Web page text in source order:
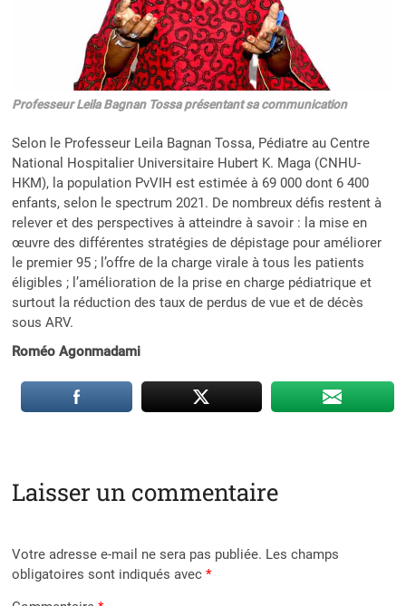
Professeur Leila Bagnan Tossa présentant sa communication
Selon le Professeur Leila Bagnan Tossa, Pédiatre au Centre
National Hospitalier Universitaire Hubert K. Maga (CNHU-
HKM), la population PvVIH est estimée à 69 000 dont 6 400
enfants, selon le spectrum 2021. De nombreux défis restent à
relever et des perspectives à atteindre à savoir : la mise en
œuvre des différentes stratégies de dépistage pour améliorer
le premier 95 ; l’offre de la charge virale à tous les patients
éligibles ; l’amélioration de la prise en charge pédiatrique et
surtout la réduction des taux de perdus de vue et de décès
sous ARV.
Roméo Agonmadami
Laisser un commentaire
Votre adresse e-mail ne sera pas publiée. Les champs
obligatoires sont indiqués avec*